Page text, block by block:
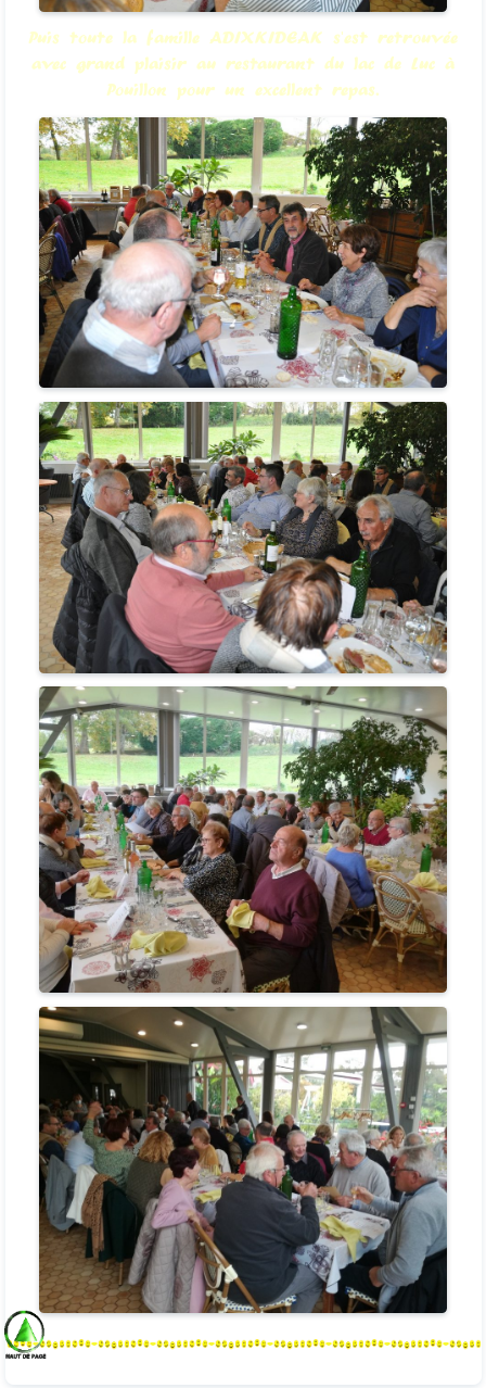
Puis toute la famille ADIXKIDEAK s'est retrouvée
avec grand plaisir au restaurant du lac de Luc à
Pouillon pour un excellent repas.